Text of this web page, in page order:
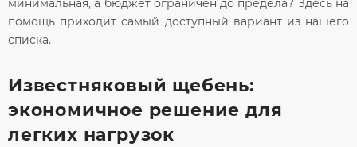
минимальная, а бюджет ограничен до предела? Здесь на
помощь приходит самый доступный вариант из нашего
списка.
Известняковый щебень:
экономичное решение для
легких нагрузок